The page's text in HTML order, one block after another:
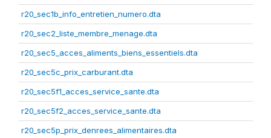
r20_sec1b_info_entretien_numero.dta
r20_sec2_liste_membre_menage.dta
r20_sec5_acces_aliments_biens_essentiels.dta
r20_sec5c_prix_carburant.dta
r20_sec5f1_acces_service_sante.dta
r20_sec5f2_acces_service_sante.dta
r20_sec5p_prix_denrees_alimentaires.dta